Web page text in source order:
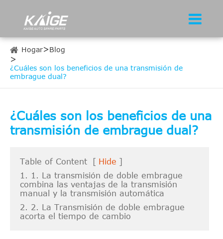
Hogar Blog
¿Cuáles son los beneficios de una transmisión de
embrague dual?
¿Cuáles son los beneficios de una
transmisión de embrague dual?
Table of Content [ Hide ]
1. 1. La transmisión de doble embrague
combina las ventajas de la transmisión
manual y la transmisión automática
2. 2. La Transmisión de doble embrague
acorta el tiempo de cambio